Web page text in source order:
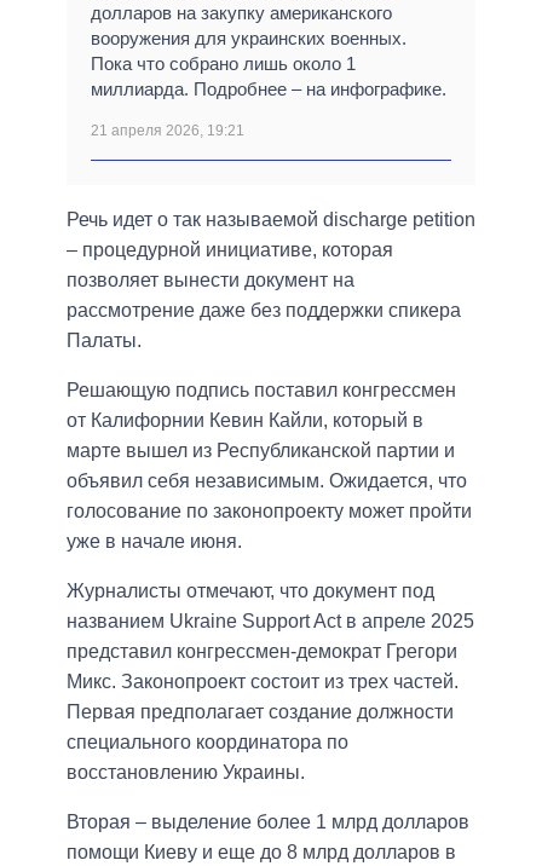
долларов на закупку американского
вооружения для украинских военных.
Пока что собрано лишь около 1
миллиарда. Подробнее – на инфографике.
21 апреля 2026, 19:21
Речь идет о так называемой discharge petition
– процедурной инициативе, которая
позволяет вынести документ на
рассмотрение даже без поддержки спикера
Палаты.
Решающую подпись поставил конгрессмен
от Калифорнии Кевин Кайли, который в
марте вышел из Республиканской партии и
объявил себя независимым. Ожидается, что
голосование по законопроекту может пройти
уже в начале июня.
Журналисты отмечают, что документ под
названием Ukraine Support Act в апреле 2025
представил конгрессмен-демократ Грегори
Микс. Законопроект состоит из трех частей.
Первая предполагает создание должности
специального координатора по
восстановлению Украины.
Вторая – выделение более 1 млрд долларов
помощи Киеву и еще до 8 млрд долларов в